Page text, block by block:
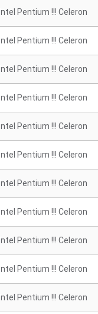
Intel Pentium !!! Celeron
Intel Pentium !!! Celeron
Intel Pentium !!! Celeron
Intel Pentium !!! Celeron
Intel Pentium !!! Celeron
Intel Pentium !!! Celeron
Intel Pentium !!! Celeron
Intel Pentium !!! Celeron
Intel Pentium !!! Celeron
Intel Pentium !!! Celeron
Intel Pentium !!! Celeron